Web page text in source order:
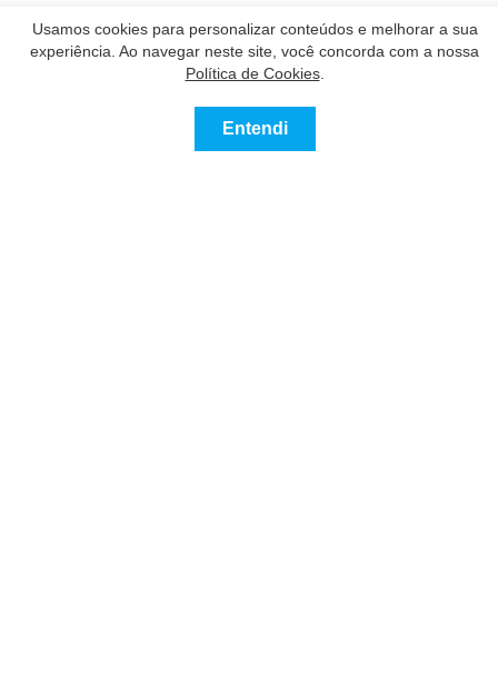
Nossos Parceiros
Usamos cookies para personalizar conteúdos e melhorar a sua
experiência. Ao navegar neste site, você concorda com a nossa
Política de Cookies.
Entendi